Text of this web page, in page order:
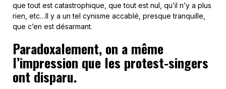
que tout est catastrophique, que tout est nul, qu’il n’y a plus
rien, etc…Il y a un tel cynisme accablé, presque tranquille,
que c’en est désarmant.
Paradoxalement, on a même
l’impression que les protest-singers
ont disparu.